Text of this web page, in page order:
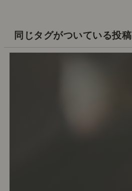
同じタグがついている投稿